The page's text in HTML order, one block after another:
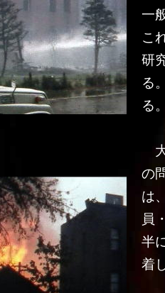
一
こ
研
る
る
の
は
員
半
着